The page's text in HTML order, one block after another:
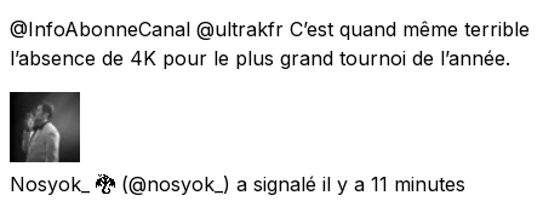
@InfoAbonneCanal @ultrakfr C’est quand même terrible
l’absence de 4K pour le plus grand tournoi de l’année.
Nosyok_ 🐉 (@nosyok_) a signalé il y a 11 minutes